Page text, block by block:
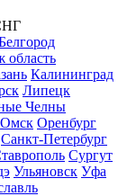
область
Калининград
Липецк
Челны
Омск Оренбург
Санкт-Петербург
Сургут
Ульяновск Уфа